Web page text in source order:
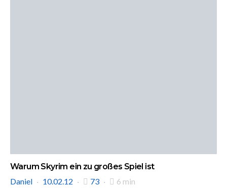
Warum Skyrim ein zu großes Spiel ist
Daniel
10.02.12 73 6 min